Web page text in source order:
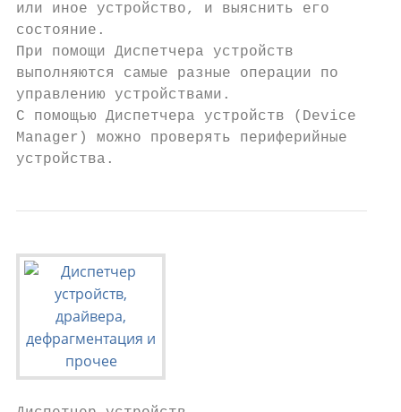
или иное устройство, и выяснить его
состояние.
При помощи Диспетчера устройств
выполняются самые разные операции по
управлению устройствами.
С помощью Диспетчера устройств (Device
Manager) можно проверять периферийные
устройства.